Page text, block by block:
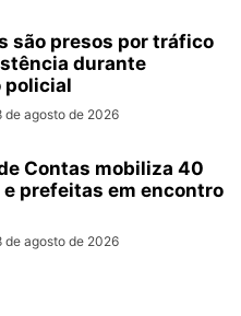
são presos por tráfico
durante
policial
de agosto de 2026
Contas mobiliza 40
prefeitas em encontro
de agosto de 2026